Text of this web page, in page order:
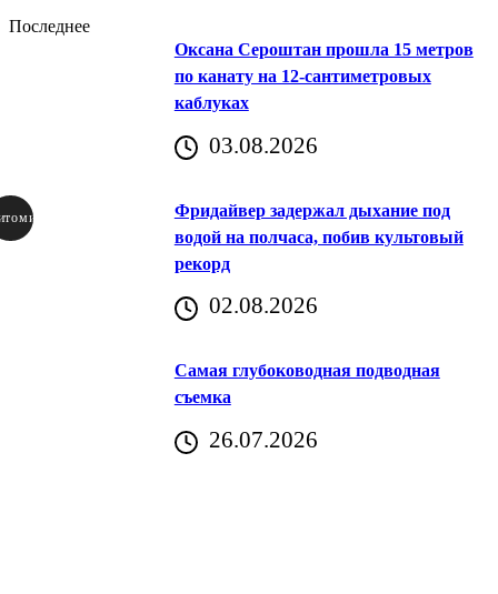
Последнее
Оксана Сероштан прошла 15 метров
по канату на 12-сантиметровых
каблуках
03.08.2026
Фридайвер задержал дыхание под
водой на полчаса, побив культовый
рекорд
02.08.2026
Самая глубоководная подводная
съемка
26.07.2026